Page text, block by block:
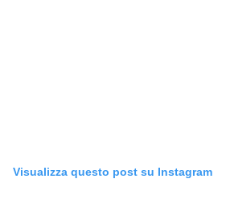
Visualizza questo post su Instagram